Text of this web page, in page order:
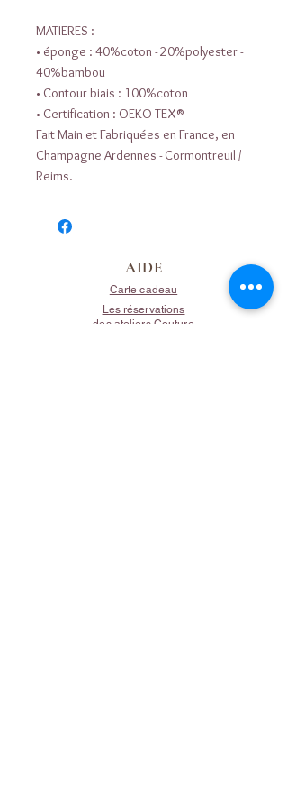
MATIERES :
• éponge : 40%coton - 20%polyester -
40%bambou
• Contour biais : 100%coton
• Certification : OEKO-TEX®
Fait Main et Fabriquées en France, en
Champagne Ardennes - Cormontreuil /
Reims.
AIDE
Carte cadeau
Les réservations
des ateliers Couture